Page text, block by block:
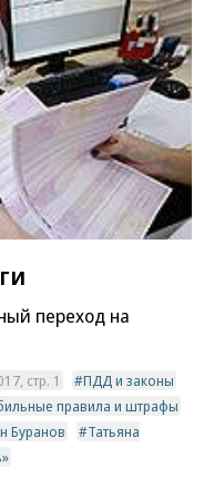
переход на
стр. 1
ПДД и законы
правила и штрафы
Буранов
Татьяна